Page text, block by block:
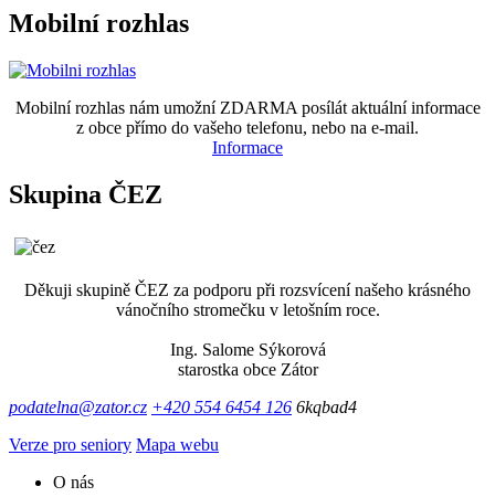
Mobilní rozhlas
Mobilní rozhlas nám umožní ZDARMA posílát aktuální informace
z obce přímo do vašeho telefonu, nebo na e-mail.
Informace
Skupina ČEZ
Děkuji skupině ČEZ za podporu při rozsvícení našeho krásného
vánočního stromečku v letošním roce.
Ing. Salome Sýkorová
starostka obce Zátor
podatelna@zator.cz +420 554 6454 126 6kqbad4
Verze pro seniory Mapa webu
O nás